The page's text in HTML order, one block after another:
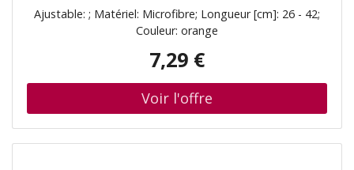
Ajustable: ; Matériel: Microfibre; Longueur [cm]: 26 - 42;
Couleur: orange
7,29 €